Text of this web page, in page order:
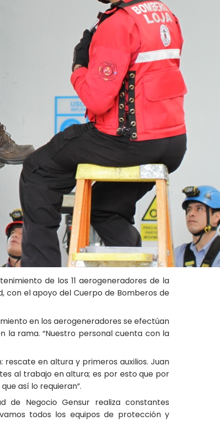
de los 11 aerogeneradores de la
con el apoyo del Cuerpo de Bomberos de
en los aerogeneradores se efectúan
rama. “Nuestro personal cuenta con la
en altura y primeros auxilios. Juan
al trabajo en altura; es por esto que por
así lo requieran”.
de Negocio Gensur realiza constantes
todos los equipos de protección y